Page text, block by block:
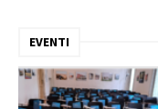
EVENTI